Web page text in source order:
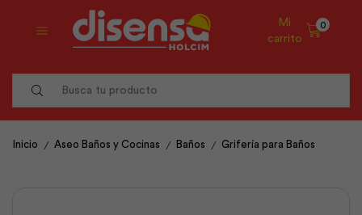
Mi
carrito
0
Inicio / Aseo Baños y Cocinas / Baños / Grifería para Baños